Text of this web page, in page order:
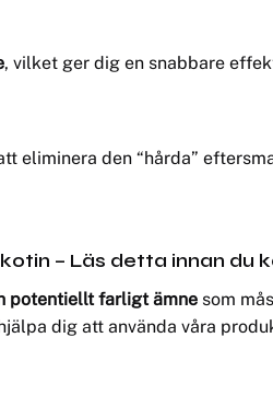
, vilket ger dig en snabbare
eliminera den “hårda”
– Läs detta innan du
potentiellt farligt ämne som
dig att använda våra